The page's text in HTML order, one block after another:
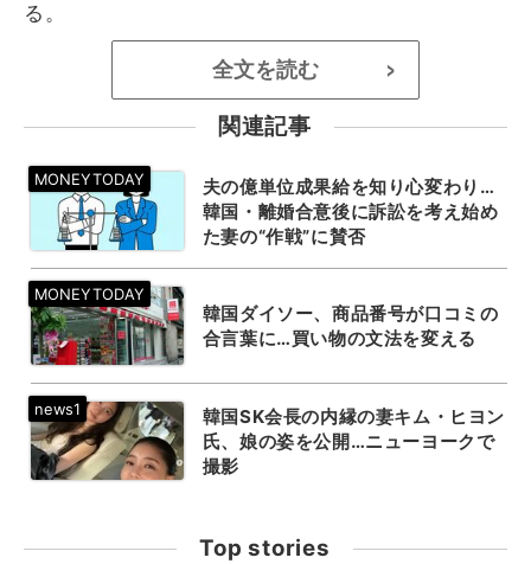
る。
全文を読む >
関連記事
夫の億単位成果給を知り心変わり…
韓国・離婚合意後に訴訟を考え始め
た妻の“作戦”に賛否
韓国ダイソー、商品番号が口コミの
合言葉に…買い物の文法を変える
韓国SK会長の内縁の妻キム・ヒヨン
氏、娘の姿を公開…ニューヨークで
撮影
Top stories